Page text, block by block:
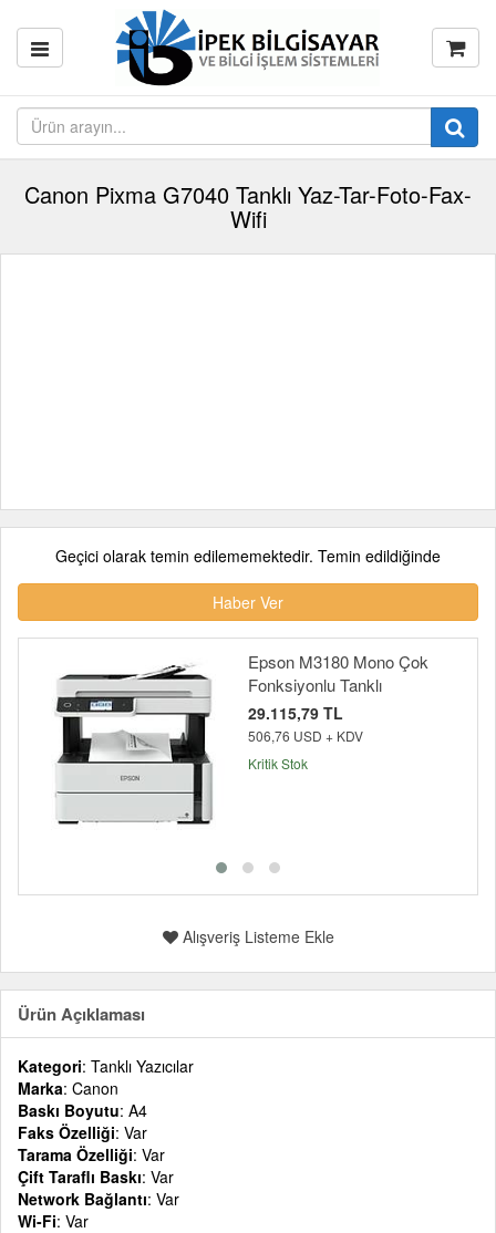
Canon Pixma G7040 Tanklı Yaz-Tar-Foto-Fax-
Wifi
Geçici olarak temin edilememektedir. Temin edildiğinde
Haber Ver
Epson M3180 Mono Çok
Fonksiyonlu Tanklı
29.115,79 TL
506,76 USD + KDV
Kritik Stok
Alışveriş Listeme Ekle
Ürün Açıklaması
Kategori: Tanklı Yazıcılar
Marka: Canon
Baskı Boyutu: A4
Faks Özelliği: Var
Tarama Özelliği: Var
Çift Taraflı Baskı: Var
Network Bağlantı: Var
Wi-Fi: Var